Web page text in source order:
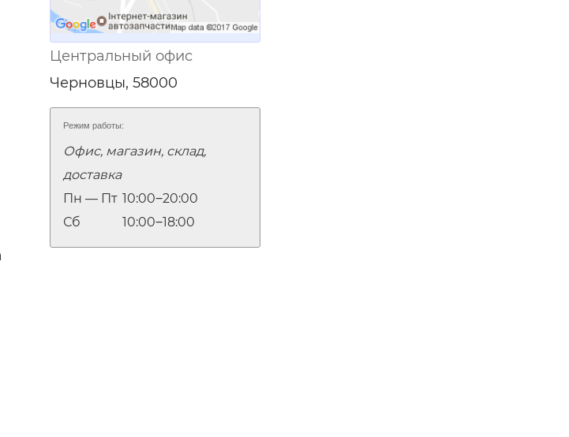
Центральный офис
Черновцы, 58000
Режим работы:
Офис, магазин, склад,
доставка
Пн — Пт 10:00‒20:00
Сб
10:00‒18:00